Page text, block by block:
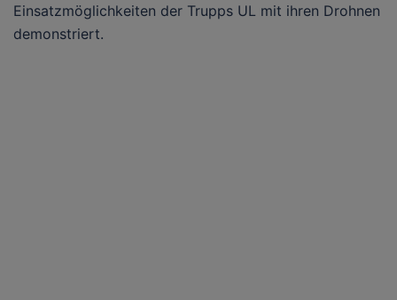
Einsatzmöglichkeiten der Trupps UL mit ihren Drohnen
demonstriert.